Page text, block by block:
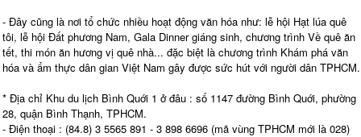
- Đây cũng là nơi tổ chức nhiều hoạt động văn hóa như: lễ hội Hạt lúa quê
tôi, lễ hội Đất phương Nam, Gala Dinner giáng sinh, chương trình Về quê ăn
tết, thi món ăn hương vị quê nhà... đặc biệt là chương trình Khám phá văn
hóa và ẩm thực dân gian Việt Nam gây được sức hút với người dân TPHCM.
* Địa chỉ Khu du lịch Bình Quới 1 ở đâu : số 1147 đường Bình Quới, phường
28, quận Bình Thạnh, TPHCM.
- Điện thoại : (84.8) 3 5565 891 - 3 898 6696 (mã vùng TPHCM mới là 028)